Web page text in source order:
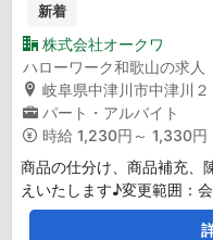
新着
株式会社オークワ
ハローワーク和歌山の求人
岐阜県中津川市中津川２
パート・アルバイト
時給 1,230円～ 1,330円
商品の仕分け、商品補充
えいたします♪変更範囲：